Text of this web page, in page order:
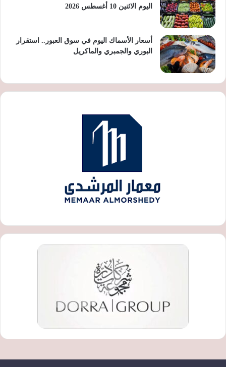
اليوم الاثنين 10 أغسطس 2026
أسعار الأسماك اليوم في سوق العبور.. استقرار
البوري والجمبري والماكريل